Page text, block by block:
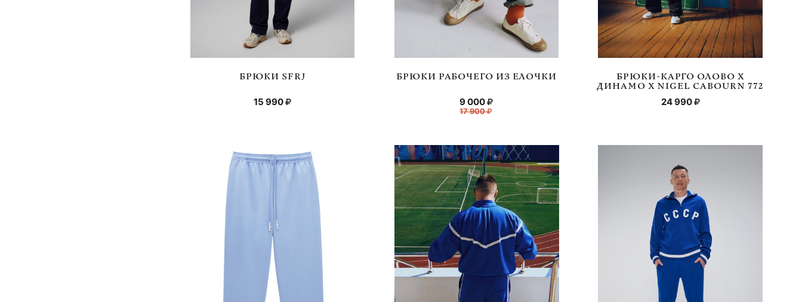
БРЮКИ SFRJ
15 990
БРЮКИ РАБОЧЕГО ИЗ ЕЛОЧКИ
17 900
9 000
БРЮКИ-КАРГО ОЛОВО Х
ДИНАМО Х NIGEL CABOURN 772
24 990